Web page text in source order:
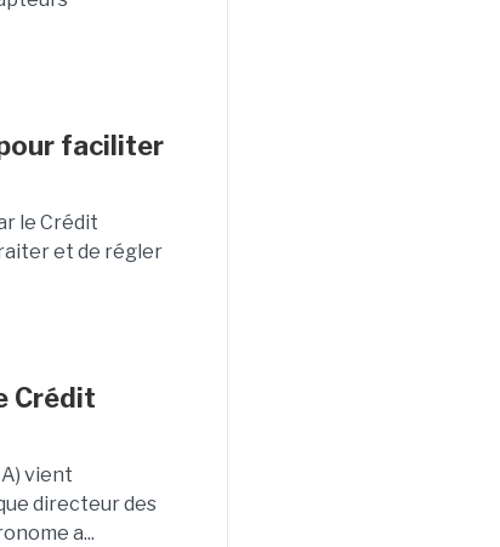
faciliter
le Crédit
et de régler
Crédit
vient
directeur des
a...